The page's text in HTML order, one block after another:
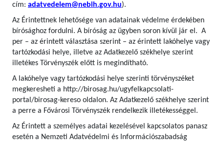
cím: adatvedelem@nebih.gov.hu).
Az Érintettnek lehetősége van adatainak védelme érdekében
bírósághoz fordulni. A bíróság az ügyben soron kívül jár el. A
per – az érintett választása szerint – az érintett lakóhelye vagy
tartózkodási helye, illetve az Adatkezelő székhelye szerint
illetékes Törvényszék előtt is megindítható.
A lakóhelye vagy tartózkodási helye szerinti törvényszéket
megkeresheti a http://birosag.hu/ugyfelkapcsolati-
portal/birosag-kereso oldalon. Az Adatkezelő székhelye szerint
a perre a Fővárosi Törvényszék rendelkezik illetékességgel.
Az Érintett a személyes adatai kezelésével kapcsolatos panasz
esetén a Nemzeti Adatvédelmi és Információszabadság